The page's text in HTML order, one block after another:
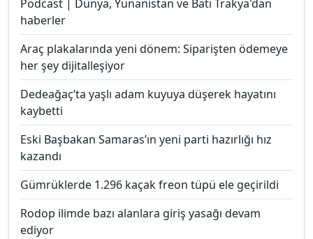
Podcast | Dünya, Yunanistan ve Batı Trakya'dan
haberler
Araç plakalarında yeni dönem: Siparişten ödemeye
her şey dijitalleşiyor
Dedeağaç’ta yaşlı adam kuyuya düşerek hayatını
kaybetti
Eski Başbakan Samaras’ın yeni parti hazırlığı hız
kazandı
Gümrüklerde 1.296 kaçak freon tüpü ele geçirildi
Rodop ilimde bazı alanlara giriş yasağı devam
ediyor